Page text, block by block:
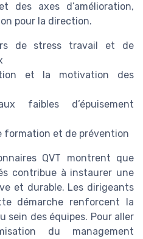
des axes d’amélioration,
pour la direction.
de stress travail et de
et la motivation des
faibles d’épuisement
formation et de prévention
QVT montrent que
contribue à instaurer une
et durable. Les dirigeants
démarche renforcent la
sein des équipes. Pour aller
du management